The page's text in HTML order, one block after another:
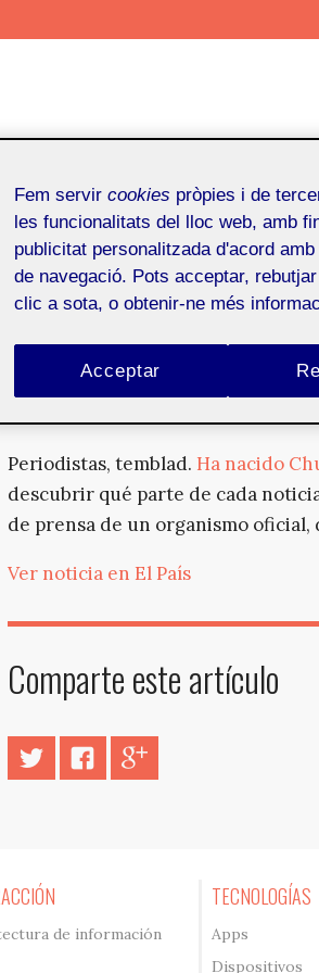
acabar con
Periodistas, temblad. Ha nacido
descubrir qué parte de cada
de prensa de un organismo oficial,
Ver noticia en El País
Comparte este artículo
Twitter Facebook
de información
TECNOLOGÍAS
Apps
Dispositivos
Fem servir cookies pròpies i de
les funcionalitats del lloc web, amb
publicitat personalitzada d'acord
de navegació. Pots acceptar,
clic a sota, o obtenir-ne més
Acceptar